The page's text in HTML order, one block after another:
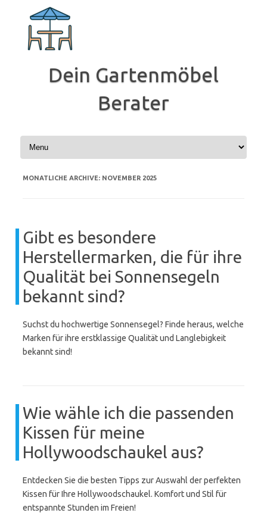
Inhalt
springen
Dein Gartenmöbel
Berater
MONATLICHE ARCHIVE: NOVEMBER 2025
Gibt es besondere
Herstellermarken, die für ihre
Qualität bei Sonnensegeln
bekannt sind?
Suchst du hochwertige Sonnensegel? Finde heraus, welche
Marken für ihre erstklassige Qualität und Langlebigkeit
bekannt sind!
Wie wähle ich die passenden
Kissen für meine
Hollywoodschaukel aus?
Entdecken Sie die besten Tipps zur Auswahl der perfekten
Kissen für Ihre Hollywoodschaukel. Komfort und Stil für
entspannte Stunden im Freien!